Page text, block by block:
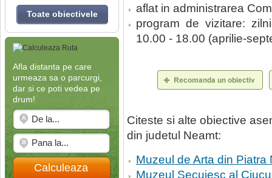
Toate obiectivele
Afla distanta pe care
urmeaza sa o parcurgi,
dar si ce poti vedea pe
drum!
Calculeaza
aflat in administrarea
program de vizitare:
10.00 - 18.00 (aprilie-
Citeste si alte obiective
din judetul Neamt:
Muzeul de Arta din Piatra
Muzeul Secuiesc al